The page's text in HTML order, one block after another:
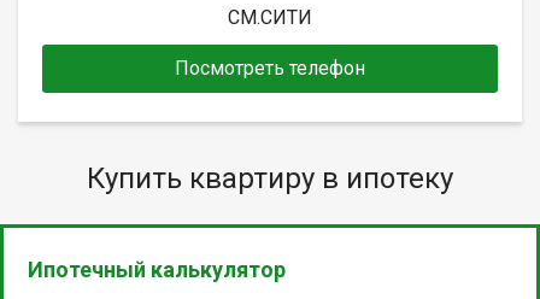
СМ.СИТИ
Посмотреть телефон
Купить квартиру в ипотеку
Ипотечный калькулятор